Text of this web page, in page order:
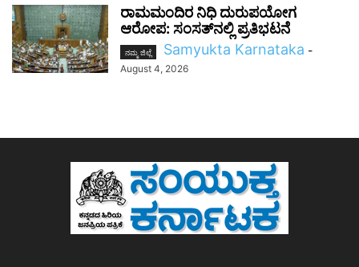
ರಾಮಮಂದಿರ ನಿಧಿ ದುರುಪಯೋಗ
ಆರೋಪ: ಸಂಸತ್‌ನಲ್ಲಿ ಪ್ರತಿಭಟನೆ
ನಮ್ಮ ಜಿಲ್ಲೆ Samyukta Karnataka -
August 4, 2026